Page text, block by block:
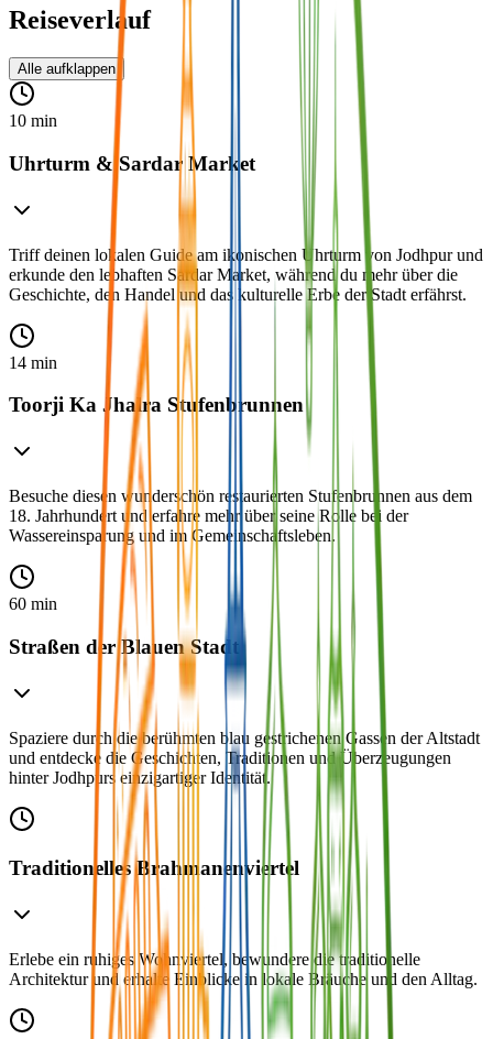
Reiseverlauf
Alle aufklappen
10 min
Uhrturm & Sardar Market
Triff deinen lokalen Guide am ikonischen Uhrturm von Jodhpur und
erkunde den lebhaften Sardar Market, während du mehr über die
Geschichte, den Handel und das kulturelle Erbe der Stadt erfährst.
14 min
Toorji Ka Jhalra Stufenbrunnen
Besuche diesen wunderschön restaurierten Stufenbrunnen aus dem
18. Jahrhundert und erfahre mehr über seine Rolle bei der
Wassereinsparung und im Gemeinschaftsleben.
60 min
Straßen der Blauen Stadt
Spaziere durch die berühmten blau gestrichenen Gassen der Altstadt
und entdecke die Geschichten, Traditionen und Überzeugungen
hinter Jodhpurs einzigartiger Identität.
Traditionelles Brahmanenviertel
Erlebe ein ruhiges Wohnviertel, bewundere die traditionelle
Architektur und erhalte Einblicke in lokale Bräuche und den Alltag.